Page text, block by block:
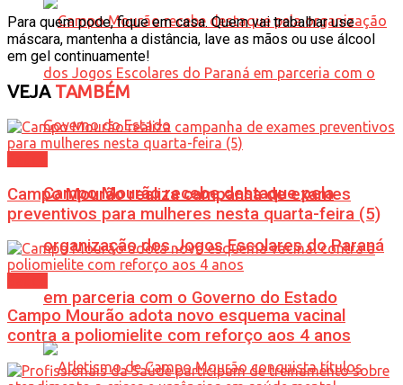
Campo Mourão recebe destaque pela
organização dos Jogos Escolares do Paraná
em parceria com o Governo do Estado
Para quem pode, fique em casa. Quem vai trabalhar use
máscara, mantenha a distância, lave as mãos ou use álcool
em gel continuamente!
VEJATAMBÉM
Campo Mourão realiza campanha de exames
preventivos para mulheres nesta quarta-feira (5)
Campo Mourão adota novo esquema vacinal
contra a poliomielite com reforço aos 4 anos